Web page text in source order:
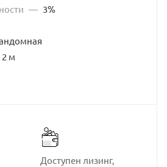
— 3%
2 м
Доступен лизинг,